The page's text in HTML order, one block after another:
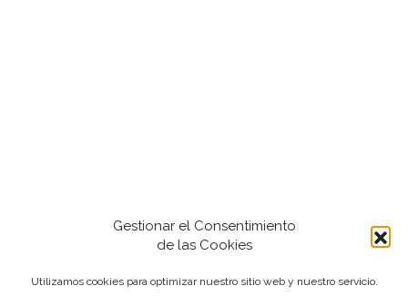
Gestionar el Consentimiento
de las Cookies
Utilizamos cookies para optimizar nuestro sitio web y nuestro servicio.